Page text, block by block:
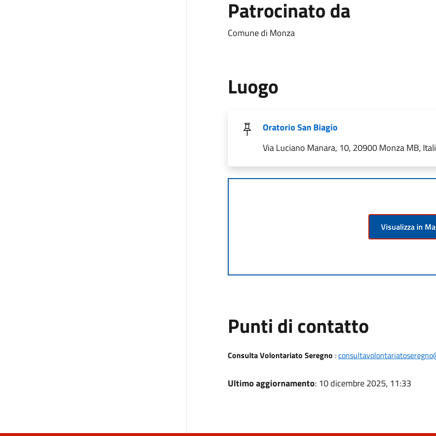
Patrocinato da
Comune di Monza
Luogo
Oratorio San Biagio
Via Luciano Manara, 10, 20900 Monza MB,
Visualizza in
Punti di contatto
Consulta Volontariato Seregno :
Ultimo aggiornamento: 10 dicembre 2025, 11:33